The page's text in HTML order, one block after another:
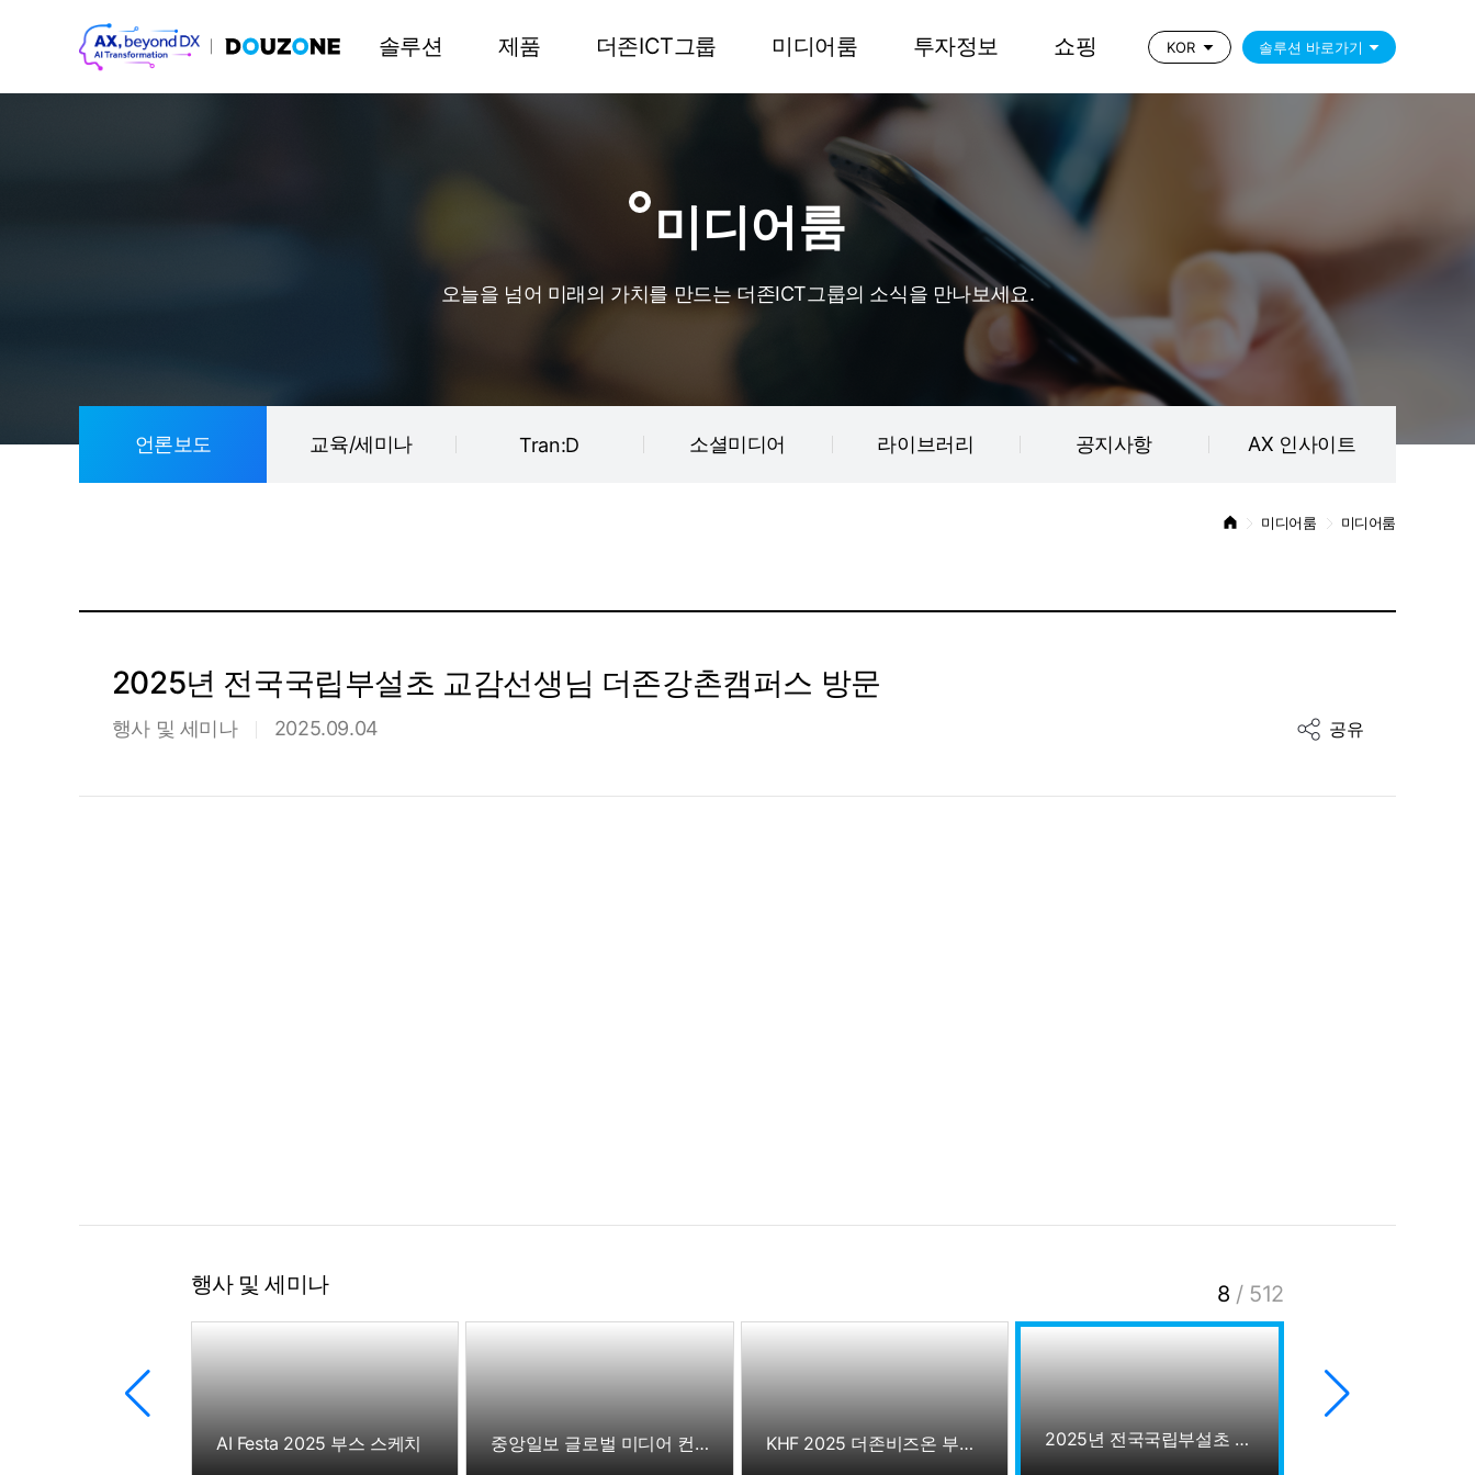
솔루션 제품 더존ICT그룹 미디어룸 투자정보 쇼핑 KOR 솔루션 바로가기
미디어룸
오늘을 넘어 미래의 가치를 만드는 더존ICT그룹의 소식을 만나보세요.
언론보도 교육/세미나 Tran:D 소셜미디어 라이브러리 공지사항 AX 인사이트
미디어룸 미디어룸
2025년 전국국립부설초 교감선생님 더존강촌캠퍼스 방문
행사 및 세미나 2025.09.04 공유
행사 및 세미나
AI Festa 2025 부스 스케치 중앙일보 글로벌 미디어 컨퍼런스 KHF 2025 더존비즈온 부스 스케치 2025년 전국국립부설초 교감선생님 더존강촌캠퍼스 방문
8 / 512